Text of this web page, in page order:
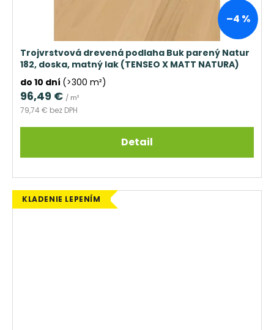
–4 %
Trojvrstvová drevená podlaha Buk parený Natur
182, doska, matný lak (TENSEO X MATT NATURA)
do 10 dní (>300 m²)
79,74 € bez DPH
96,49 € / m²
Detail
KLADENIE LEPENÍM